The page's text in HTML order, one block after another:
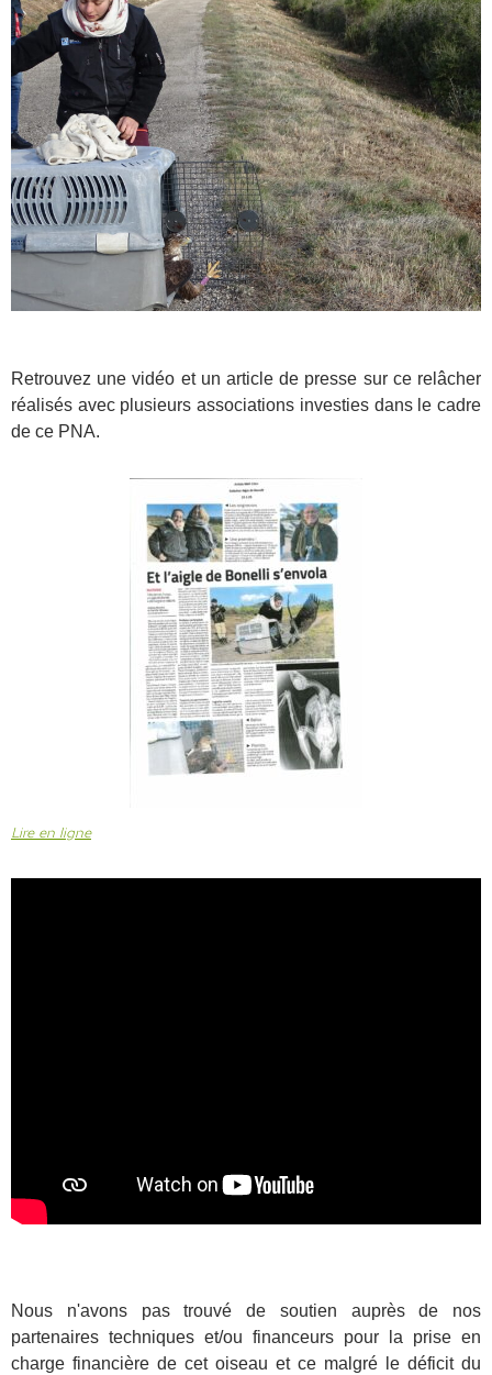
Retrouvez une vidéo et un article de presse sur ce relâcher
réalisés avec plusieurs associations investies dans le cadre
de ce PNA.
Lire en ligne
Nous n'avons pas trouvé de soutien auprès de nos
partenaires techniques et/ou financeurs pour la prise en
charge financière de cet oiseau et ce malgré le déficit du